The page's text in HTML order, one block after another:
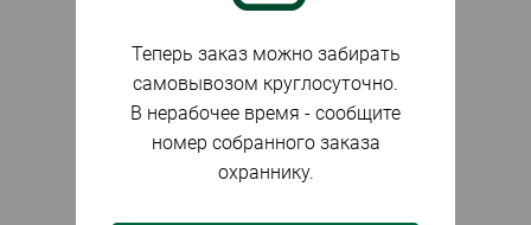
Теперь заказ можно забирать
самовывозом круглосуточно.
В нерабочее время - сообщите
номер собранного заказа
охраннику.